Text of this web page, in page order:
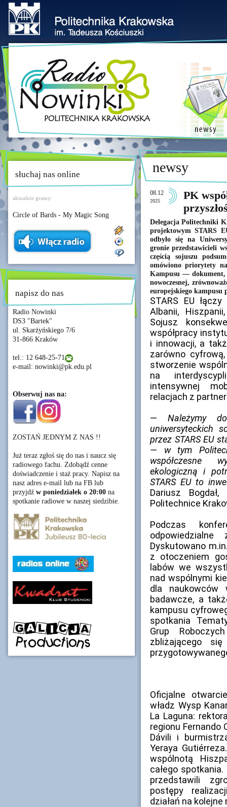
słuchaj nas online
aktualnie gramy:
Circle of Bards - My Magic Song
napisz do nas
Radio Nowinki
DS3 "Bartek"
ul. Skarżyńskiego 7/6
31-866 Kraków
tel.: 12 648-25-71
e-mail: nowinki@pk.edu.pl
Obserwuj nas na:
ZOSTAŃ JEDNYM Z NAS !!
Już teraz zgłoś się do nas i naucz się
radiowego fachu. Zdobądź cenne
doświadczenie i staż pracy. Napisz na
nasz adres e-mail lub na FB lub
przyjdź w poniedziałek o 20:00 na
spotkanie radiowe w naszej siedzibie.
newsy
08.12
2025
PK
Delegacja Politechniki
projektowym STARS
odbyło się na
gronie przedstawicieli
częścią sojuszu
omówiono priorytety
Kampusu — dokument,
nowoczesnej,
europejskiego kampusu
STARS EU
Albanii,
Sojusz
współpracy
i innowacji, a
zarówno
stworzenie
na
intensywnej
relacjach z
— Należymy
uniwersyteckich
przez STARS EU
— w tym
współczesne
ekologiczną i
STARS EU to
Dariusz
Politechnice
Podczas
Dyskutowano
z otoczeniem
labów we
nad wspólnymi
dla naukowców
badawcze, a
kampusu
spotkania
Grup
zbliżającego
Oficjalne
władz Wysp
La Laguna:
regionu Fernando
Dávili i
Yeraya
wspólnotą
całego
przedstawili
postępy
działań na